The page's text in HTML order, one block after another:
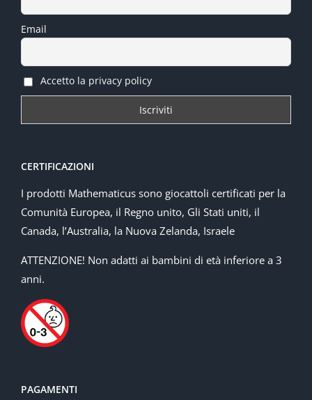
Email
Accetto la privacy policy
CERTIFICAZIONI
I prodotti Mathematicus sono giocattoli certificati per la
Comunità Europea, il Regno unito, Gli Stati uniti, il
Canada, l’Australia, la Nuova Zelanda, Israele
ATTENZIONE! Non adatti ai bambini di età inferiore a 3
anni.
PAGAMENTI